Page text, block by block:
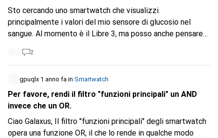
Sto cercando uno smartwatch che visualizzi
principalmente i valori del mio sensore di glucosio nel
sangue. Al momento è il Libre 3, ma posso anche pensare
comunicare direttamente via BLE o tramite la propria app
senza dover sempre avere lo smartphone in tasca?
Qualcuno ha qualche esperienza?
2
gpuqlx 1 anno fa in Smartwatch
Per favore, rendi il filtro "funzioni principali" un AND
invece che un OR.
Ciao Galaxus, Il filtro "funzioni principali" degli smartwatch
opera una funzione OR, il che lo rende in qualche modo